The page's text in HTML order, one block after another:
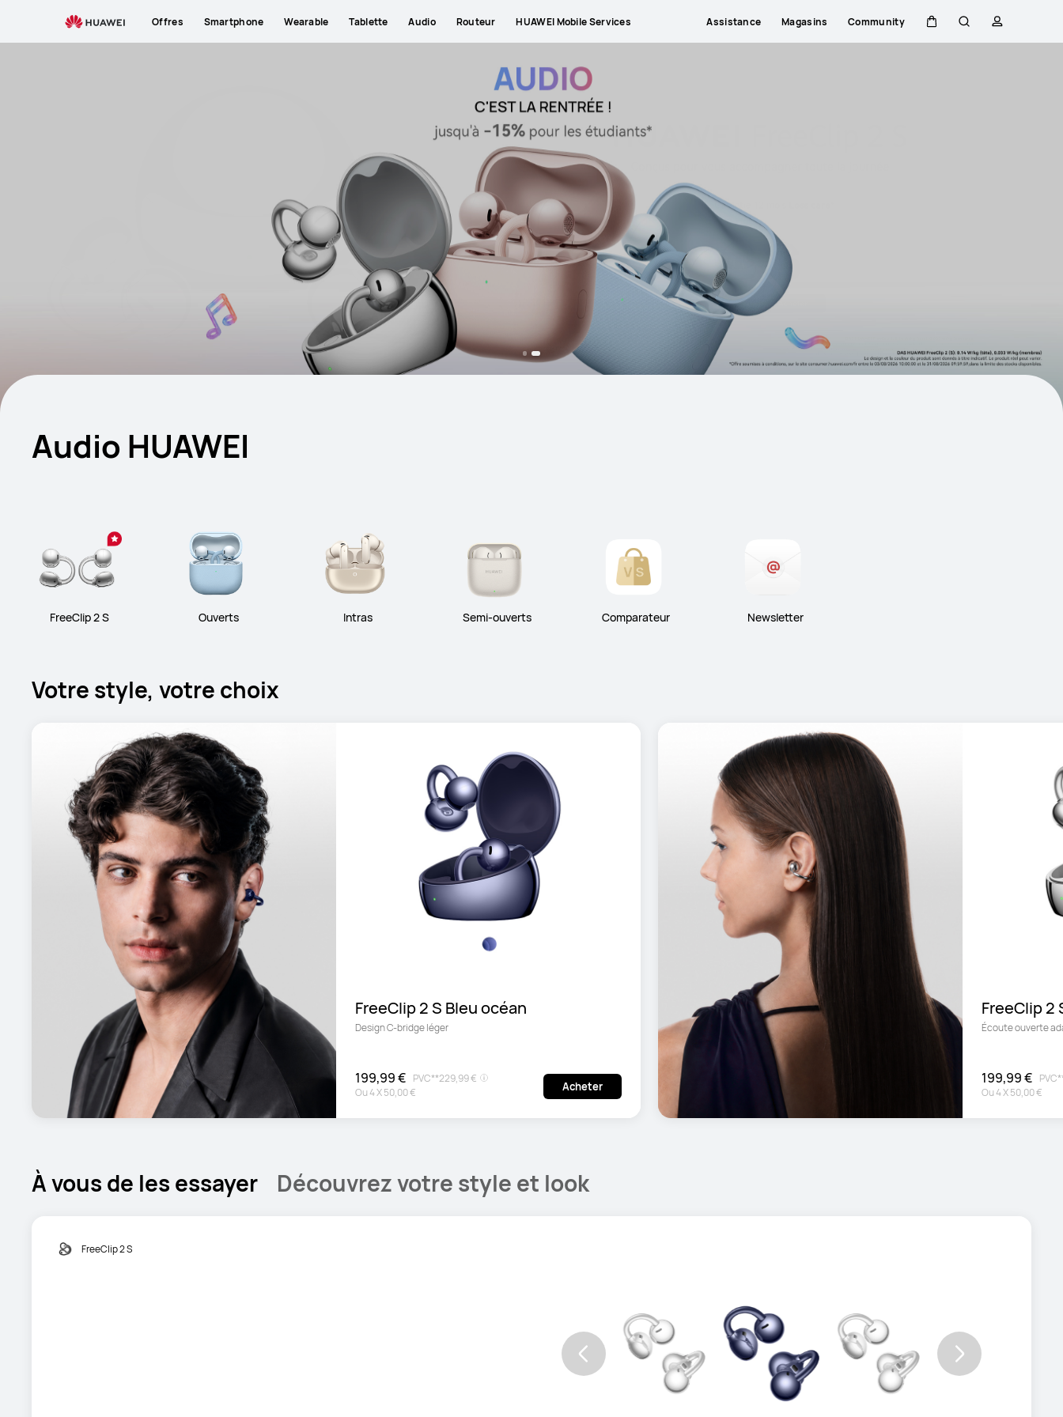
Offres Smartphone Wearable Tablette Audio Routeur HUAWEI Mobile Services Assistance Magasins Community
CouvercleRechercher
profil
Audio HUAWEI
FreeClip 2 S Ouverts Intras Semi-ouverts Comparateur Newsletter
Votre style, votre choix
FreeClip 2 S Bleu océan
Design C-bridge léger
199,99 € PVC**229,99 €
Ou4X50,00 € Acheter
FreeClip 2
Écoute ouverte
199,99 €
Ou4X50,00 €
À vous de les essayer Découvrez votre style et look
FreeClip 2 S